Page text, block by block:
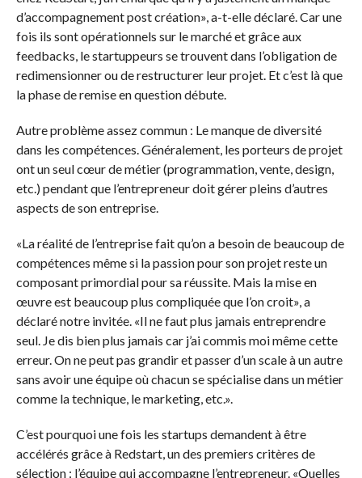
d’accompagnement post création», a-t-elle déclaré. Car une
fois ils sont opérationnels sur le marché et grâce aux
feedbacks, le startuppeurs se trouvent dans l’obligation de
redimensionner ou de restructurer leur projet. Et c’est là que
la phase de remise en question débute.
Autre problème assez commun : Le manque de diversité
dans les compétences. Généralement, les porteurs de projet
ont un seul cœur de métier (programmation, vente, design,
etc.) pendant que l’entrepreneur doit gérer pleins d’autres
aspects de son entreprise.
«La réalité de l’entreprise fait qu’on a besoin de beaucoup de
compétences même si la passion pour son projet reste un
composant primordial pour sa réussite. Mais la mise en
œuvre est beaucoup plus compliquée que l’on croit», a
déclaré notre invitée. «Il ne faut plus jamais entreprendre
seul. Je dis bien plus jamais car j’ai commis moi même cette
erreur. On ne peut pas grandir et passer d’un scale à un autre
sans avoir une équipe où chacun se spécialise dans un métier
comme la technique, le marketing, etc.».
C’est pourquoi une fois les startups demandent à être
accélérés grâce à Redstart, un des premiers critères de
sélection : l’équipe qui accompagne l’entrepreneur. «Quelles